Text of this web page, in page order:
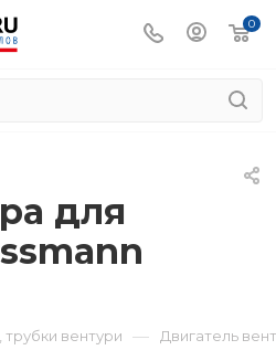
0
для
вентури — Двигатель